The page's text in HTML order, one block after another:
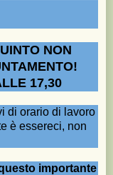
NON
17,30
di orario di lavoro
è essereci, non
importante